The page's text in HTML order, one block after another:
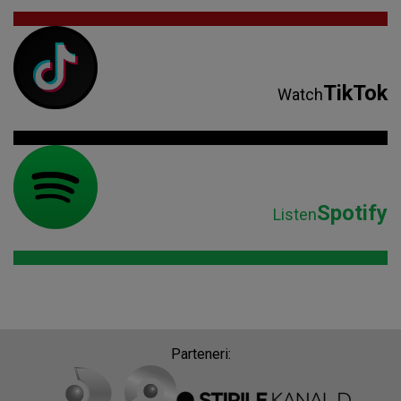
WatchTikTok
ListenSpotify
Parteneri: